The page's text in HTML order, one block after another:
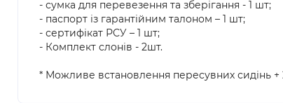
- сумка для перевезення та зберігання - 1 шт;
- паспорт із гарантійним талоном – 1 шт;
- сертифікат РСУ – 1 шт;
- Комплект слонів - 2шт.
* Можливе встановлення пересувних сидінь +